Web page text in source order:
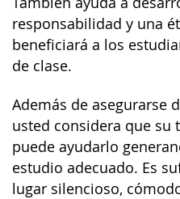
responsabilidad y una
beneficiará a los
de clase.
Además de asegurarse
usted considera que su
puede ayudarlo
estudio adecuado. Es
lugar silencioso,